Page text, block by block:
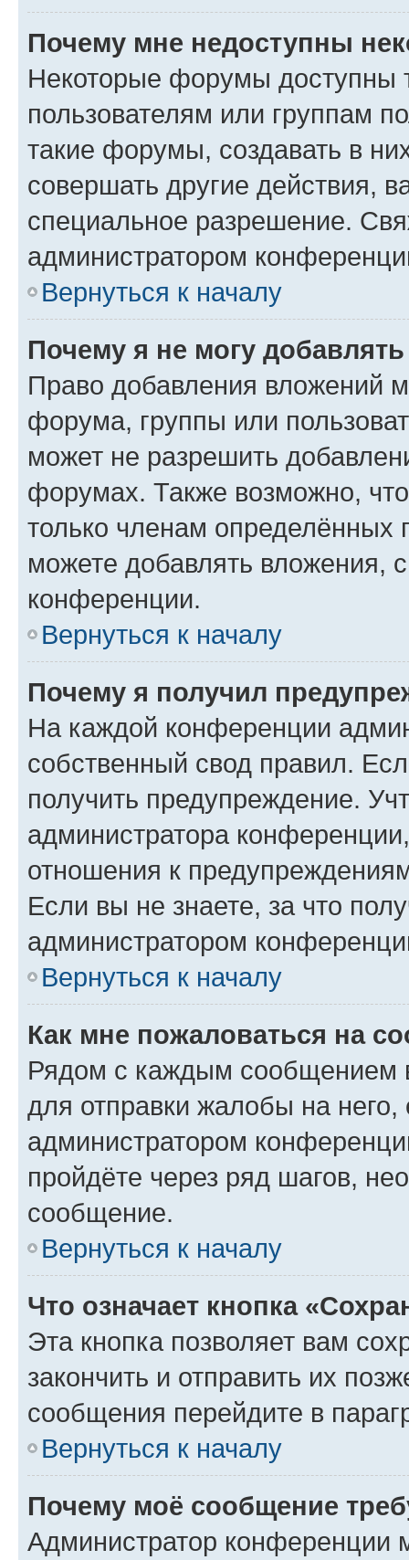
Почему мне недоступны
Некоторые форумы доступны
пользователям или группам
такие форумы, создавать в
совершать другие действия,
специальное разрешение.
администратором
Вернуться к началу
Почему я не могу
Право добавления вложений
форума, группы или
может не разрешить
форумах. Также возможно,
только членам определённых
можете добавлять вложения,
конференции.
Вернуться к началу
Почему я получил
На каждой конференции
собственный свод правил.
получить предупреждение.
администратора
отношения к
Если вы не знаете, за что
администратором
Вернуться к началу
Как мне пожаловаться на
Рядом с каждым сообщением
для отправки жалобы на
администратором
пройдёте через ряд шагов,
сообщение.
Вернуться к началу
Что означает кнопка
Эта кнопка позволяет вам
закончить и отправить их
сообщения перейдите в
Вернуться к началу
Почему моё сообщение
Администратор конференции